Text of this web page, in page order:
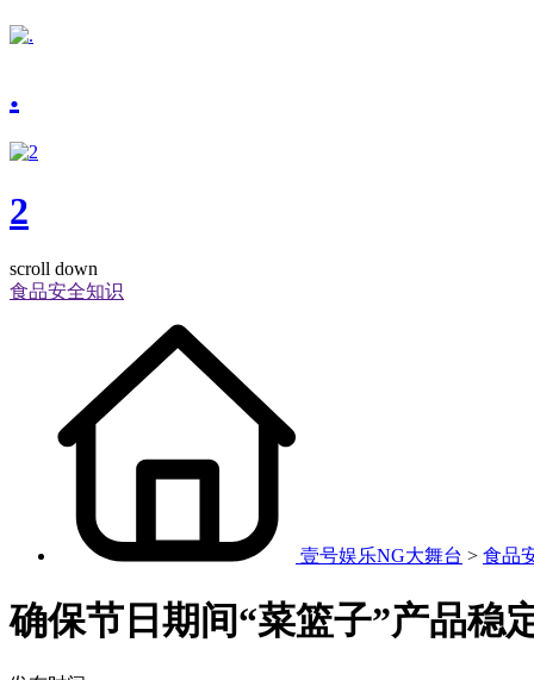
.
2
scroll down
食品安全知识
壹号娱乐NG大舞台 > 食品
确保节日期间“菜篮子”产品稳